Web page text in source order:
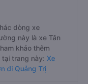
dòng xe
này là xe Tân
khảo thêm
trang này: Xe
đi Quảng Trị